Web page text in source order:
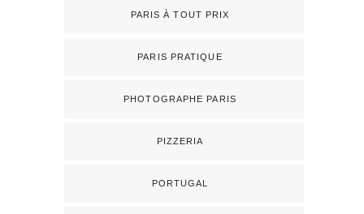
PARIS À TOUT PRIX
PARIS PRATIQUE
PHOTOGRAPHE PARIS
PIZZERIA
PORTUGAL